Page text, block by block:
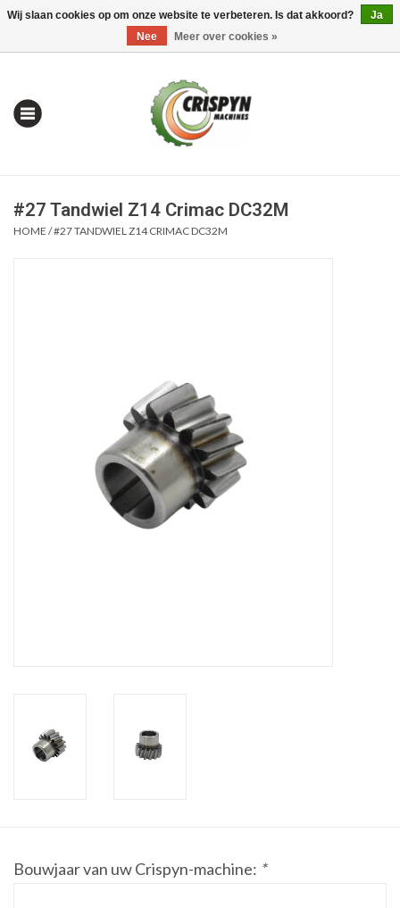
0 Artikelen - €0,00 Mijn account / Registreren
Alles om te Frezen |
Alles om te Draaien |
Verspaanbaar materiaal |
#27 Tandwiel Z14 Crimac DC32M
HOME /#27 TANDWIEL Z14 CRIMAC DC32M
Bouwjaar van uw Crispyn-machine: *
Wij slaan cookies op om onze website te verbeteren. Is dat akkoord?
Ja
Nee
Meer over cookies »